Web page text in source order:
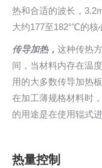
热和合适的波长，
大约177至182°℃的核
传导加热， 这种传热
间，当材料内存在温
用的大多数传导加热
在加工薄规格材料时
的用途是在使用辊式
热量控制